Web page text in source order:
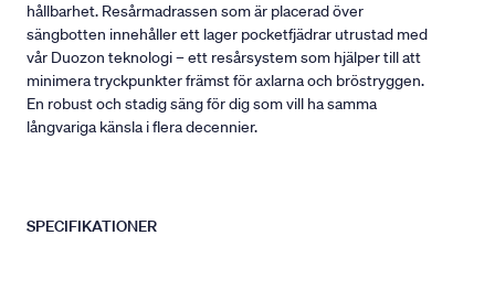
hållbarhet. Resårmadrassen som är placerad över
sängbotten innehåller ett lager pocketfjädrar utrustad med
vår Duozon teknologi – ett resårsystem som hjälper till att
minimera tryckpunkter främst för axlarna och bröstryggen.
En robust och stadig säng för dig som vill ha samma
långvariga känsla i flera decennier.
SPECIFIKATIONER